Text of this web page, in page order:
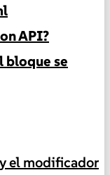
API?
bloque se
el modificador